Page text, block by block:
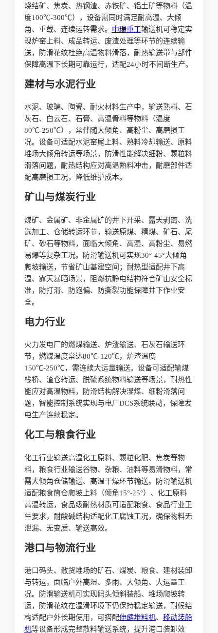
烧结矿、焦炭、热钢渣、赤铁矿、铝土矿等物料（温
度100℃-300℃），设备需同时满足耐高温、大倾
角、重载、连续运转需求。 中瑞重工输送机可稳定实
现炉窑上料、成品转运、废渣处理等环节的连续输
送，防滑花纹杜绝高温物料滑落，耐热输送带与部件
保障高温下长期可靠运行，适配24小时不间断生产。
建材与水泥行业
水泥、玻璃、陶瓷、耐火材料生产中，输送熟料、石
灰石、白云石、石膏、高温骨料等物料（温度
80℃-250℃），常伴随大倾角、高粉尘、高磨损工
况。设备可适配水泥窑尾上料、熟料冷却输送、原料
堆场大倾角转运等场景，防滑性能解决细粉、颗粒料
滑落问题，耐热结构应对高温熟料冲击，耐磨部件适
配高磨损工况，降低维护成本。
矿山与煤炭行业
煤矿、金属矿、非金属矿的井下开采、露天剥离、洗
选加工、仓储转运环节，输送原煤、精煤、矿石、尾
矿、砂石等物料，面临大倾角、高湿、高粉尘、易燃
易爆等复杂工况。防滑输送机可实现30°-45°大倾角
爬坡输送，节省矿山基建空间；耐热型适配井下高
温、露天暴晒场景，阻燃抗静电结构符合矿山安全标
准，防打滑、防跑偏、防撕裂功能保障井下作业安
全。
电力行业
火力发电厂的燃煤输送、炉渣输送、石灰石输送环
节，燃煤温度常达80℃-120℃，炉渣温度
150℃-250℃，需连续大运量输送。设备可适配输煤
栈桥、渣仓转运、脱硫系统物料输送等场景，耐热性
能应对高温物料，防滑结构解决湿煤、细粉滑落问
题，智能控制系统实现与电厂DCS系统联动，保障发
电生产连续稳定。
化工与粮食行业
化工行业输送高温化工原料、颗粒化肥、焦炭等物
料，粮食行业输送谷物、杂粮、油料等易滑物料，常
需大倾角仓储输送、高温干燥环节输送。防滑输送机
适配粮食筒仓爬坡上料（倾角15°-25°）、化工原料
高温转运，食品级耐热材质可适配粮食、食品行业卫
生要求，耐酸碱结构适配化工腐蚀工况，确保物料无
泄漏、无变质、输送高效。
港口与物流行业
港口码头、散货堆场的矿石、煤炭、粮食、建材装卸
与转运，面临户外高湿、多雨、大倾角、大运量工
况。防滑输送机可实现码头倾斜装船、堆场爬坡转
运，防滑花纹在湿滑环境下仍保持稳定输送，耐候结
构适配户外长期使用，可搭配伸缩堆料机、 移动装船
机等设备形成完整散料输送系统，提升港口装卸效